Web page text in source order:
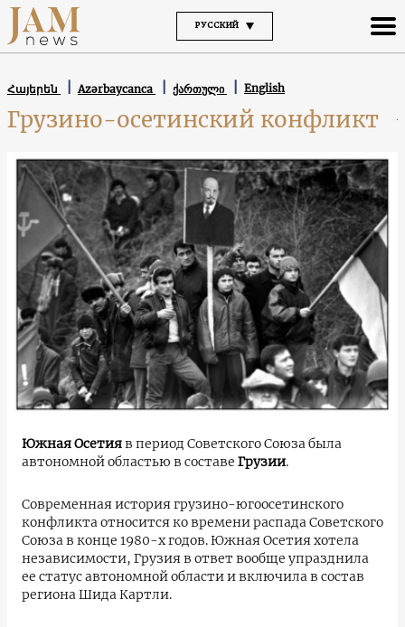
РУССКИЙ
Հայերեն Azərbaycanca ქართული English
Грузино-осетинский конфликт
Южная Осетияв период Советского Союза была
автономной областью в составе Грузии.
Современная история грузино-югоосетинского
конфликта относится ко времени распада Советского
Союза в конце 1980-х годов. Южная Осетия хотела
независимости, Грузия в ответ вообще упразднила
ее статус автономной области и включила в состав
региона Шида Картли.